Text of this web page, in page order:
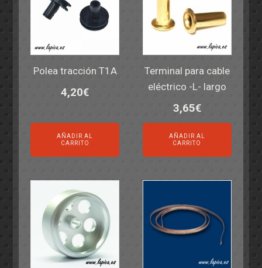
Polea tracción T1A
4,20€
AÑADIR AL
CARRITO
Terminal para cable
eléctrico -L- largo
3,65€
AÑADIR AL
CARRITO